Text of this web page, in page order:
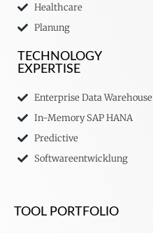
Healthcare
Planung
TECHNOLOGY
EXPERTISE
Enterprise Data Warehouse
In-Memory SAP HANA
Predictive
Softwareentwicklung
TOOL PORTFOLIO